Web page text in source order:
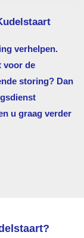
verhelpen.
voor de
storing? Dan
u graag verder